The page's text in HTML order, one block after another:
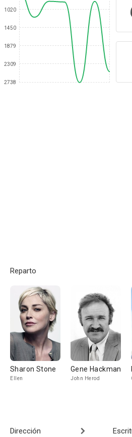
1020
1450
1879
2309
2738
Reparto
Sharon Stone
Ellen
Gene Hackman
John Herod
Dirección